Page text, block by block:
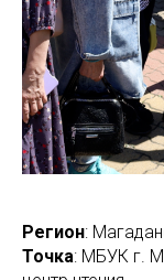
Регион:
Точка: МБУК г.